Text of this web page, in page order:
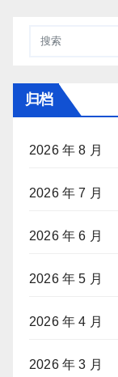
归档
2026 年 8 月
2026 年 7 月
2026 年 6 月
2026 年 5 月
2026 年 4 月
2026 年 3 月